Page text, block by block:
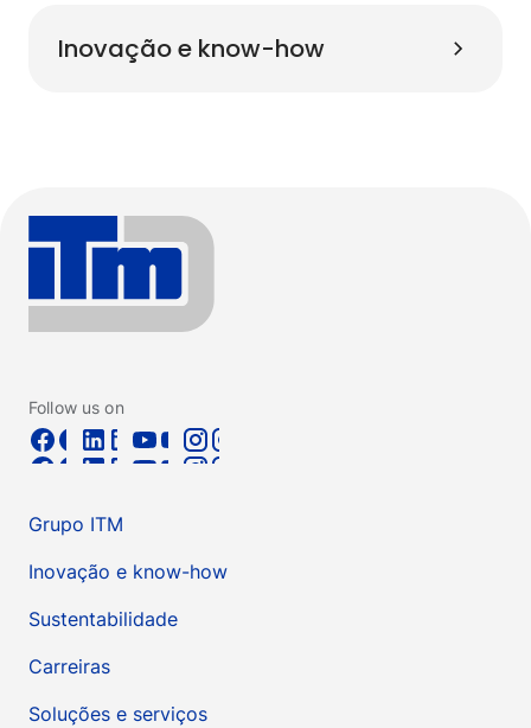
Inovação e know-how
Follow us on
Grupo ITM
Inovação e know-how
Sustentabilidade
Carreiras
Soluções e serviços